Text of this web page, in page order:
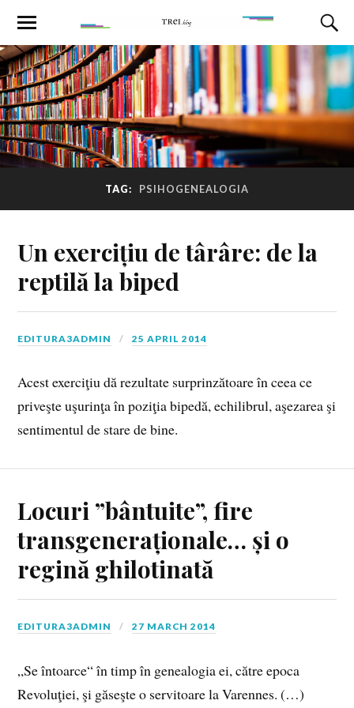
TAG: PSIHOGENEALOGIA
Un exercițiu de târâre: de la
reptilă la biped
EDITURA3ADMIN 25 APRIL 2014
Acest exerciţiu dă rezultate surprinzătoare în ceea ce
priveşte uşurinţa în poziţia bipedă, echilibrul, aşezarea şi
sentimentul de stare de bine.
Locuri ”bântuite”, fire
transgeneraționale… și o
regină ghilotinată
EDITURA3ADMIN 27 MARCH 2014
„Se întoarce“ în timp în genealogia ei, către epoca
Revoluţiei, şi găseşte o servitoare la Varennes. (…)